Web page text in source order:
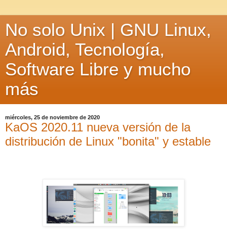
No solo Unix | GNU Linux,
Android, Tecnología,
Software Libre y mucho
más
miércoles, 25 de noviembre de 2020
KaOS 2020.11 nueva versión de la
distribución de Linux "bonita" y estable